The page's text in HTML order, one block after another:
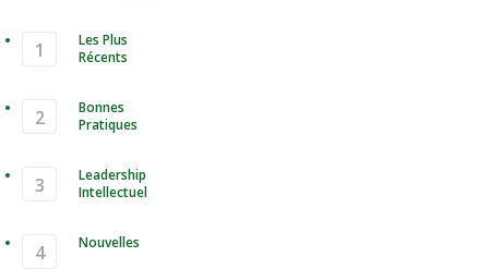
Les Plus
Récents
Bonnes
Pratiques
Leadership
Intellectuel
Nouvelles